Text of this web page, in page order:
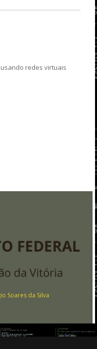
redes virtuais
Soares da Silva